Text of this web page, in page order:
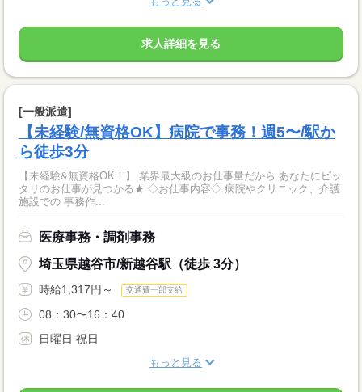
求人詳細を見る
[一般派遣]
【未経験/無資格OK】病院で事務！週5〜/駅か
ら徒歩3分
【未経験&無資格OK！】 業界最大級のお仕事量だから あなたにピッ
タリのお仕事が見つかる★ ◇お仕事内容◇ 病院やクリニック、介護
施設での 事務作...
医療事務・調剤事務
埼玉県越谷市/新越谷駅（徒歩 3分）
時給1,317円～ 交通費一部支給
08：30〜16：40
日曜日 祝日
もっと見る